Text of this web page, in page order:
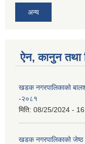
अन्य
ऐन, कानुन तथा
खडक नगरपालिकाको
-२०८१
मिति: 08/25/2024 -
खडक नगरपालिकाको जेष्ठ